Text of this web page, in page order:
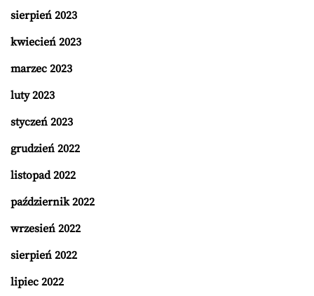
sierpień 2023
kwiecień 2023
marzec 2023
luty 2023
styczeń 2023
grudzień 2022
listopad 2022
październik 2022
wrzesień 2022
sierpień 2022
lipiec 2022